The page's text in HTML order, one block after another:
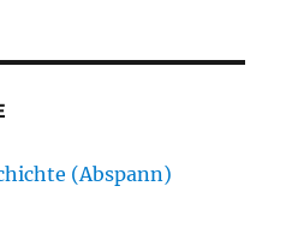
(Abspann)